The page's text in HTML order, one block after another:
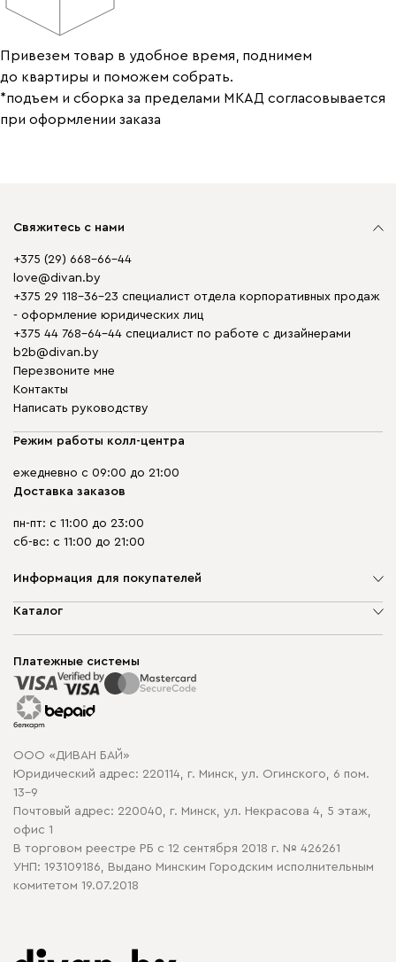
Привезем товар в удобное время, поднимем
до квартиры и поможем собрать.
*подъем и сборка за пределами МКАД согласовывается
при оформлении заказа
Свяжитесь с нами
+375 (29) 668-66-44
love@divan.by
+375 29 118-36-23 специалист отдела корпоративных продаж
- оформление юридических лиц
+375 44 768-64-44 специалист по работе с дизайнерами
b2b@divan.by
Перезвоните мне
Контакты
Написать руководству
Режим работы колл-центра
ежедневно с 09:00 до 21:00
Доставка заказов
пн-пт: с 11:00 до 23:00
сб-вс: с 11:00 до 21:00
Информация для покупателей
О компании
Способы оплаты
Рассрочка и кредит
Гарантия
Карта сайта
Политика конфиденциальности
Политика в отношении обработки cookie
Каталог
Корпусная мебель
Распродажа мебели
Платежные системы
ООО «ДИВАН БАЙ»
Юридический адрес: 220114, г. Минск, ул. Огинского, 6 пом.
13-9
Почтовый адрес: 220040, г. Минск, ул. Некрасова 4, 5 этаж,
офис 1
В торговом реестре РБ с 12 сентября 2018 г. № 426261
УНП: 193109186, Выдано Минским Городским исполнительным
комитетом 19.07.2018